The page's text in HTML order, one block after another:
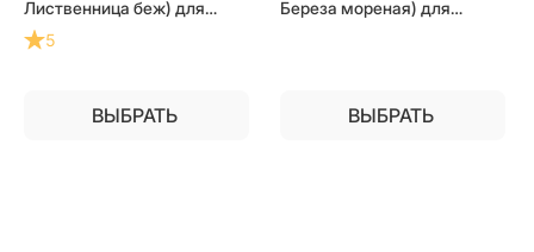
Лиственница беж) для
установки в квартиру
5
ВЫБРАТЬ
Береза мореная) для
ВЫБРАТЬ